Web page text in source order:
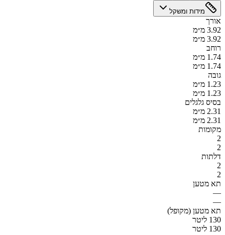
מידות ומשקל
אורך
3.92 מ״מ
3.92 מ״מ
רוחב
1.74 מ״מ
1.74 מ״מ
גובה
1.23 מ״מ
1.23 מ״מ
בסיס גלגלים
2.31 מ״מ
2.31 מ״מ
מקומות
2
2
דלתות
2
2
תא מטען
—
—
תא מטען (מקופל)
130 ליטר
130 ליטר